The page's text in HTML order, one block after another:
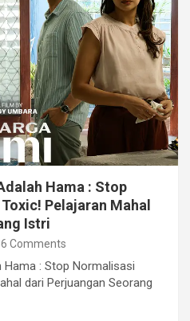
Hama : Stop
Pelajaran Mahal
Istri
Comments
Hama : Stop Normalisasi
dari Perjuangan Seorang